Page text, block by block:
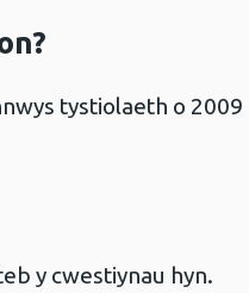
tystiolaeth o 2009
y cwestiynau hyn.